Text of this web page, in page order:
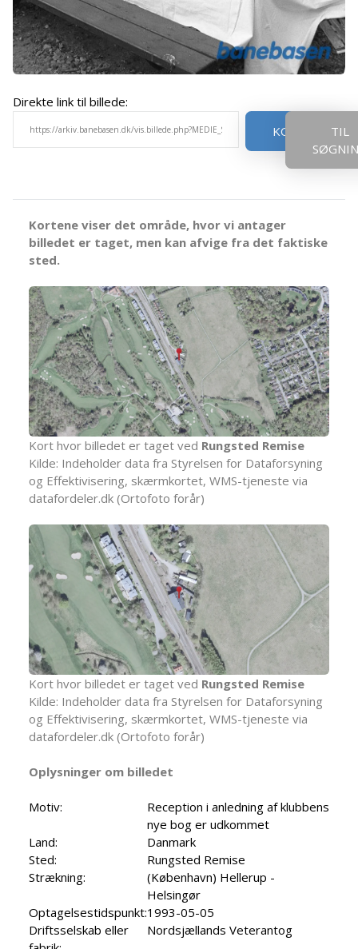
Direkte link til billede:
KOPIER
TIL
Kortene viser det område, hvor vi antager
billedet er taget, men kan afvige fra det faktiske
sted.
Kort hvor billedet er taget ved Rungsted Remise
Kilde: Indeholder data fra Styrelsen for Dataforsyning
og Effektivisering, skærmkortet, WMS-tjeneste via
datafordeler.dk (Ortofoto forår)
Kort hvor billedet er taget ved Rungsted Remise
Kilde: Indeholder data fra Styrelsen for Dataforsyning
og Effektivisering, skærmkortet, WMS-tjeneste via
datafordeler.dk (Ortofoto forår)
Oplysninger om billedet
Motiv:
Reception i anledning af klubbens
nye bog er udkommet
Land:
Danmark
Sted:
Rungsted Remise
Strækning:
(København) Hellerup -
Helsingør
Optagelsestidspunkt:1993-05-05
Driftsselskab eller
Nordsjællands Veterantog